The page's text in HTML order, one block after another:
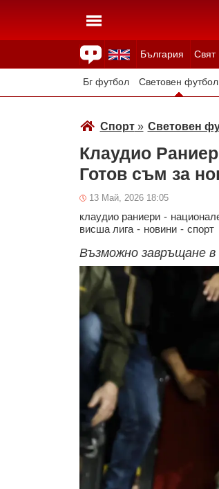
България Свят
Здраве Времето Анкети
Бг футбол Световен футбол
Спорт» Световен
Клаудио
Готов съм за
13 Май, 2026 18:05
клаудио раниери -
висша лига - новини - спорт
Възможно завръщане